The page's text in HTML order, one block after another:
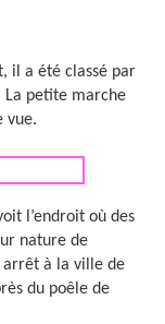
il a été classé par
La petite marche
vue.
l’endroit où des
nature de
arrêt à la ville de
du poêle de